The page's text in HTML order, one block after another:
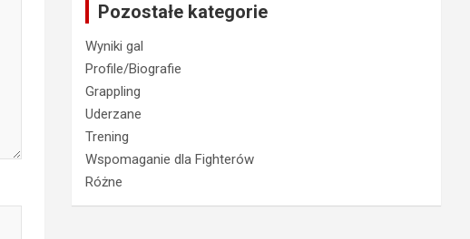
Pozostałe kategorie
Wyniki gal
Profile/Biografie
Grappling
Uderzane
Trening
Wspomaganie dla Fighterów
Różne